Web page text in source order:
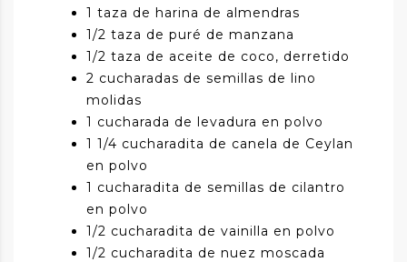
1 taza de harina de almendras
1/2 taza de puré de manzana
1/2 taza de aceite de coco, derretido
2 cucharadas de semillas de lino
molidas
1 cucharada de levadura en polvo
1 1/4 cucharadita de canela de Ceylan
en polvo
1 cucharadita de semillas de cilantro
en polvo
1/2 cucharadita de vainilla en polvo
1/2 cucharadita de nuez moscada